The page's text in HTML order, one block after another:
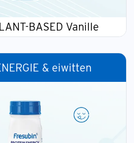
BASED Vanille
& eiwitten